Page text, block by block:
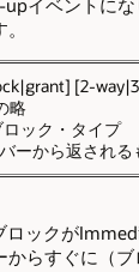
[2-
略
ック・タイプ
ーから返される
ックが
からすぐに（